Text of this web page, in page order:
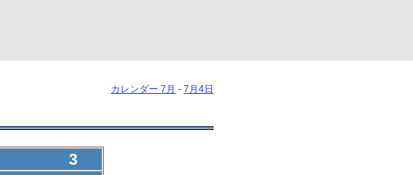
カレンダー 7月 - 7月4日
3